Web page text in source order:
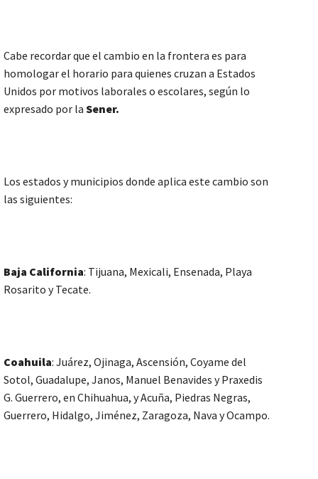
Cabe recordar que el cambio en la frontera es para
homologar el horario para quienes cruzan a Estados
Unidos por motivos laborales o escolares, según lo
expresado por la Sener.
Los estados y municipios donde aplica este cambio son
las siguientes:
Baja California: Tijuana, Mexicali, Ensenada, Playa
Rosarito y Tecate.
Coahuila: Juárez, Ojinaga, Ascensión, Coyame del
Sotol, Guadalupe, Janos, Manuel Benavides y Praxedis
G. Guerrero, en Chihuahua, y Acuña, Piedras Negras,
Guerrero, Hidalgo, Jiménez, Zaragoza, Nava y Ocampo.